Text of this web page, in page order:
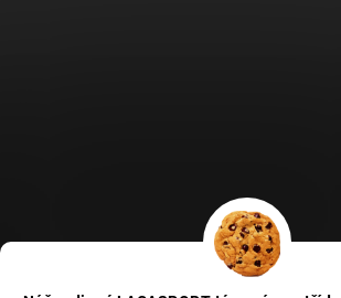
Zboží recenze